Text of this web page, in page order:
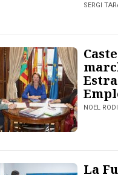
SERGI
NOEL
La